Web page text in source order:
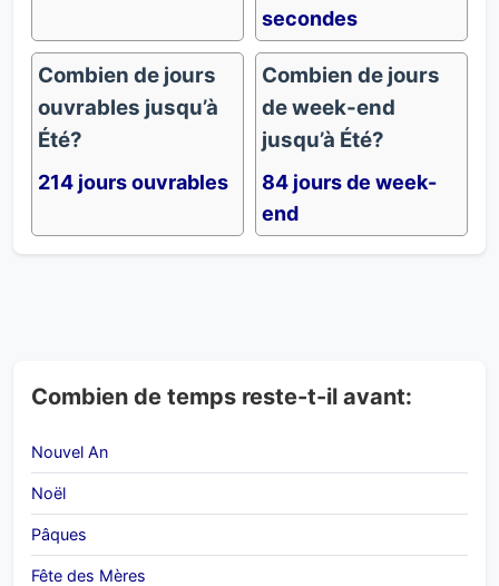
secondes
Combien de jours
ouvrables jusqu’à
Été?
214 jours ouvrables
Combien de jours
de week-end
jusqu’à Été?
84 jours de week-
end
Combien de temps reste-t-il avant:
Nouvel An
Noël
Pâques
Fête des Mères